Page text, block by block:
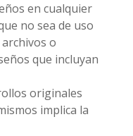
en cualquier
no sea de uso
o
que incluyan
originales
implica la